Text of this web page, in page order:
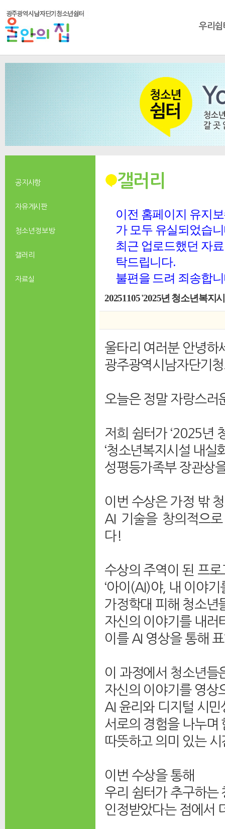
우리쉼
공지사항
자유게시판
청소년 정보방
갤러리
자료실
갤러리
이전 홈페이지 유지
가 모두 유실되었습
최근 업로드했던 자
탁드립니다.
불편을 드려 죄송합
울타리 여러분 안녕하
광주광역시남자단기
오늘은 정말 자랑스러
저희 쉼터가 ‘2025년
‘청소년복지시설 내실
성평등가족부 장관
이번 수상은 가정 밖
AI 기술을 창의적으
다!
수상의 주역이 된 프로
‘아이(AI)야, 내 이야기
가정학대 피해 청소년
자신의 이야기를 내러
이를 AI 영상을 통해
이 과정에서 청소년들
자신의 이야기를 영상
AI 윤리와 디지털 시민
서로의 경험을 나누며
따뜻하고 의미 있는
이번 수상을 통해
우리 쉼터가 추구하는
인정받았다는 점에서